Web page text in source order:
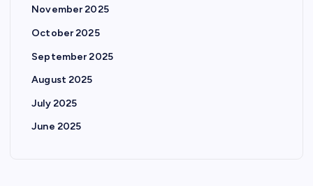
November 2025
October 2025
September 2025
August 2025
July 2025
June 2025